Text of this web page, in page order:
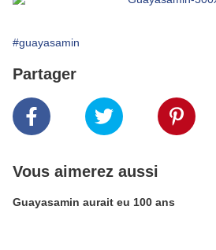
#guayasamin
Partager
Vous aimerez aussi
Guayasamin aurait eu 100 ans